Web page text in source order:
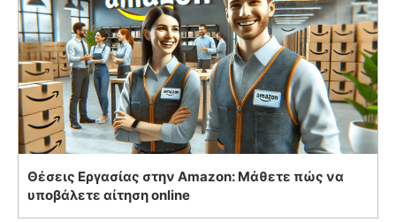
Θέσεις Εργασίας στην Amazon: Μάθετε πώς να
υποβάλετε αίτηση online